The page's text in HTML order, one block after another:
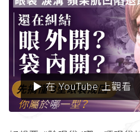
▶ 在 YouTube 上觀看